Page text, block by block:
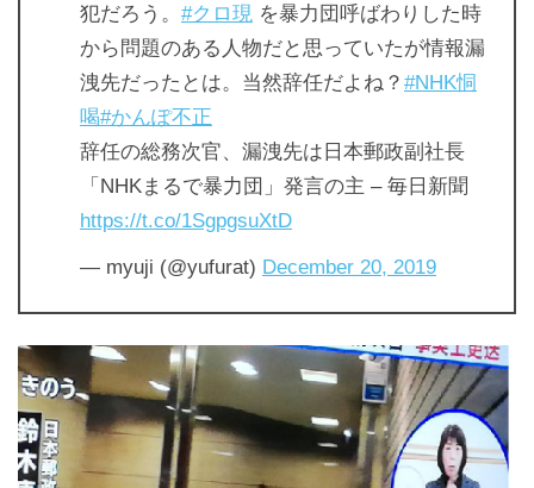
犯だろう。 #クロ現 を暴力団呼ばわりした時
から問題のある人物だと思っていたが情報漏
洩先だったとは。当然辞任だよね？ #NHK恫
喝#かんぽ不正
辞任の総務次官、漏洩先は日本郵政副社長
「NHKまるで暴力団」発言の主 – 毎日新聞
https://t.co/1SgpgsuXtD
— myuji (@yufurat) December 20, 2019